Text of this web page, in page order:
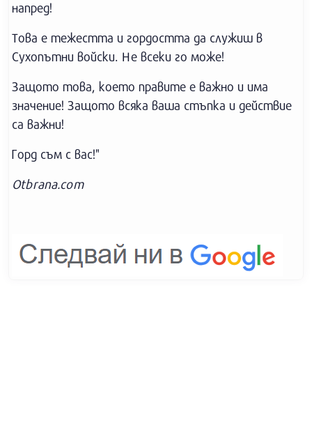
напред!
Това е тежестта и гордостта да служиш в
Сухопътни войски. Не всеки го може!
Защото това, което правите е важно и има
значение! Защото всяка ваша стъпка и действие
са важни!
Горд съм с вас!"
Otbrana.com